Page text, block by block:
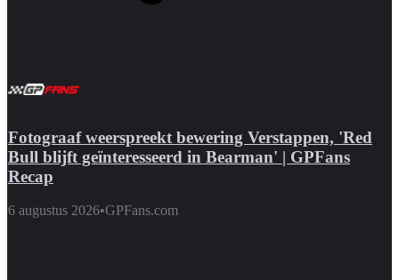
Fotograaf weerspreekt bewering Verstappen, 'Red
Bull blijft geïnteresseerd in Bearman' | GPFans
Recap
6 augustus 2026•GPFans.com